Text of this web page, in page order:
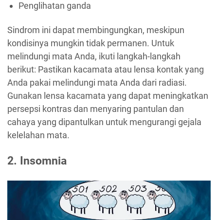
Penglihatan ganda
Sindrom ini dapat membingungkan, meskipun
kondisinya mungkin tidak permanen. Untuk
melindungi mata Anda, ikuti langkah-langkah
berikut: Pastikan kacamata atau lensa kontak yang
Anda pakai melindungi mata Anda dari radiasi.
Gunakan lensa kacamata yang dapat meningkatkan
persepsi kontras dan menyaring pantulan dan
cahaya yang dipantulkan untuk mengurangi gejala
kelelahan mata.
2. Insomnia